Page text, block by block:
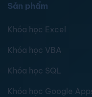
Sản phẩm
Khóa học Excel
Khóa học VBA
Khóa học SQL
Khóa học Google